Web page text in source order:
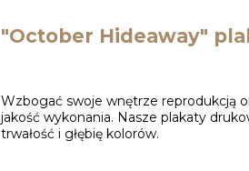
"October Hideaway"
Wzbogać swoje wnętrze reprodukcją
jakość wykonania. Nasze plakaty
trwałość i głębię kolorów.